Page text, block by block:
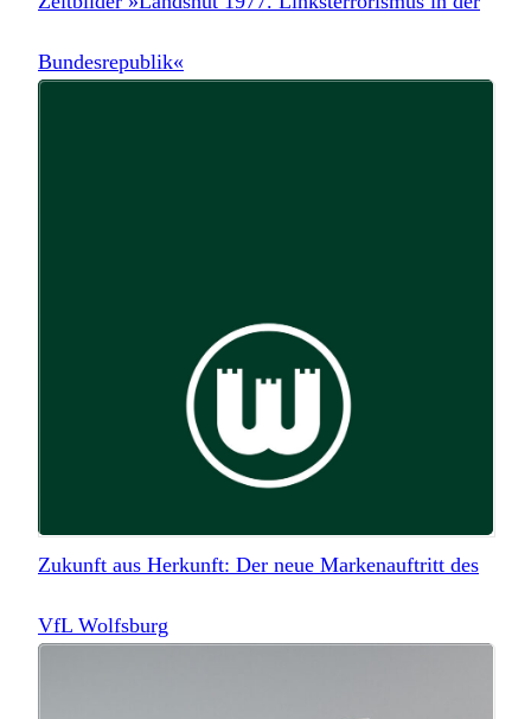
Bundesrepublik«
Zukunft aus Herkunft: Der neue Markenauftritt des
VfL Wolfsburg